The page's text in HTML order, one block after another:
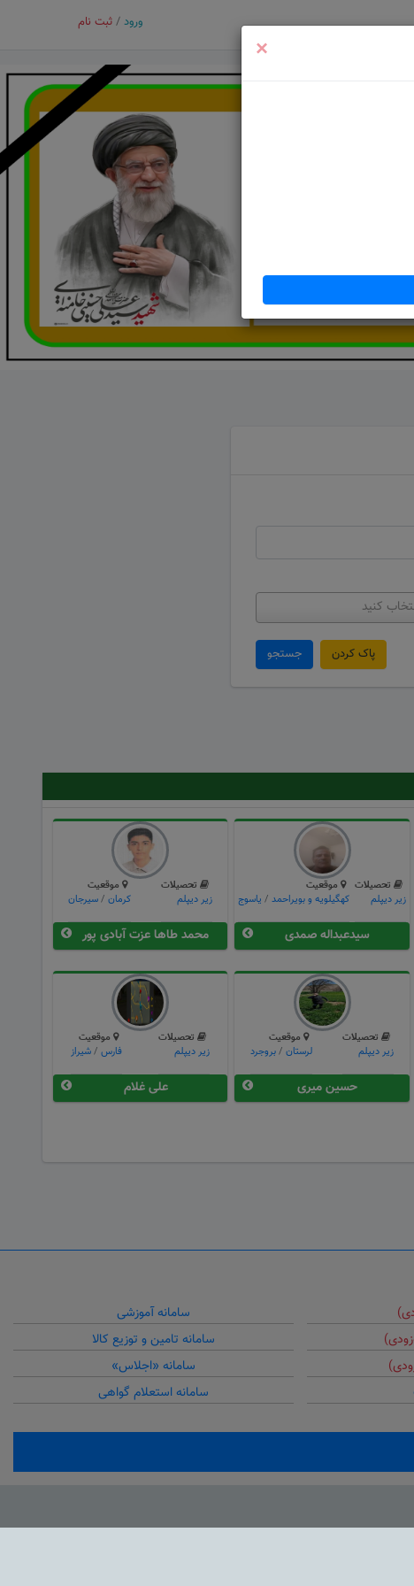
ورود / ثبت نام
کنید
جستجو پاک کردن
تحصیلات
زیر دیپلم
موقعیت
کهگیلویه و بویراحمد / یاسوج
سیدعبداله صمدی
تحصیلات
زیر دیپلم
موقعیت
كرمان/سیرجان
محمد طاها عزت آبادی پور
تحصیلات
زیر دیپلم
موقعیت
لرستان /بروجرد
حسین میری
تحصیلات
زیر دیپلم
موقعیت
فارس/شیراز
علی غلام
سامانه آموزشی
سامانه تامین و توزیع کالا
سامانه «اجلاس»
سامانه استعلام گواهی
×